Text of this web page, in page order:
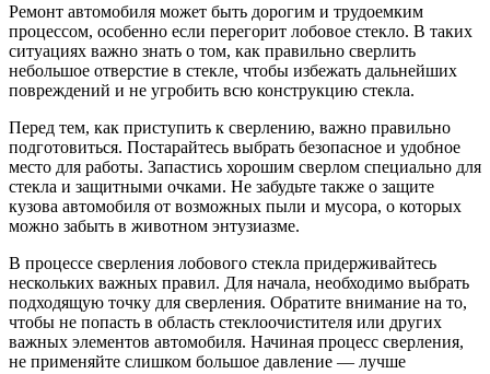
Ремонт автомобиля может быть дорогим и трудоемким
процессом, особенно если перегорит лобовое стекло. В таких
ситуациях важно знать о том, как правильно сверлить
небольшое отверстие в стекле, чтобы избежать дальнейших
повреждений и не угробить всю конструкцию стекла.
Перед тем, как приступить к сверлению, важно правильно
подготовиться. Постарайтесь выбрать безопасное и удобное
место для работы. Запастись хорошим сверлом специально для
стекла и защитными очками. Не забудьте также о защите
кузова автомобиля от возможных пыли и мусора, о которых
можно забыть в животном энтузиазме.
В процессе сверления лобового стекла придерживайтесь
нескольких важных правил. Для начала, необходимо выбрать
подходящую точку для сверления. Обратите внимание на то,
чтобы не попасть в область стеклоочистителя или других
важных элементов автомобиля. Начиная процесс сверления,
не применяйте слишком большое давление — лучше